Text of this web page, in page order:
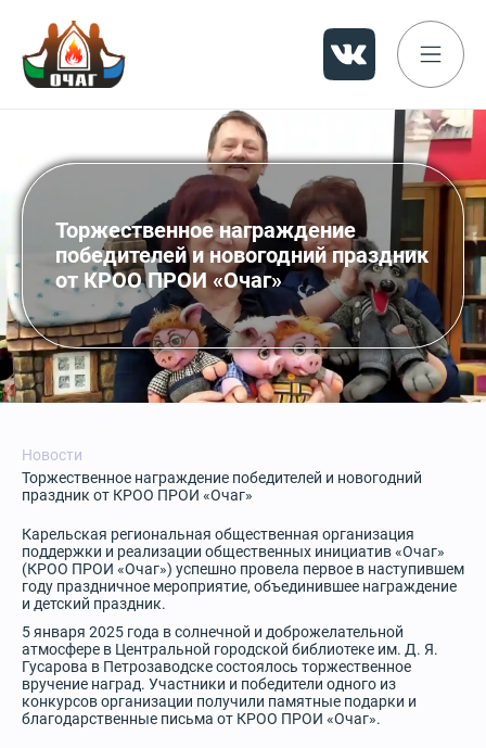
Торжественное награждение
победителей и новогодний праздник
от КРОО ПРОИ «Очаг»
Новости
Торжественное награждение победителей и новогодний
праздник от КРОО ПРОИ «Очаг»
Карельская региональная общественная организация
поддержки и реализации общественных инициатив «Очаг»
(КРОО ПРОИ «Очаг») успешно провела первое в наступившем
году праздничное мероприятие, объединившее награждение
и детский праздник.
5 января 2025 года в солнечной и доброжелательной
атмосфере в Центральной городской библиотеке им. Д. Я.
Гусарова в Петрозаводске состоялось торжественное
вручение наград. Участники и победители одного из
конкурсов организации получили памятные подарки и
благодарственные письма от КРОО ПРОИ «Очаг».